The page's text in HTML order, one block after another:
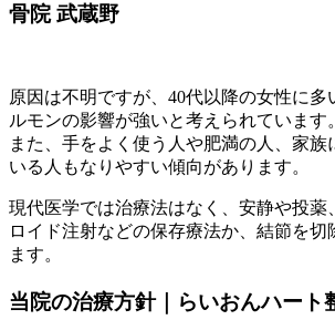
骨院 武蔵野
原因は不明ですが、40代以降の女性に多
ルモンの影響が強いと考えられています。
また、手をよく使う人や肥満の人、家族
いる人もなりやすい傾向があります。
現代医学では治療法はなく、安静や投薬
ロイド注射などの保存療法か、結節を切
ます。
当院の治療方針｜らいおんハート